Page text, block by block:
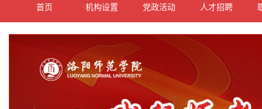
首页 机构设置 党政活动 人才招聘